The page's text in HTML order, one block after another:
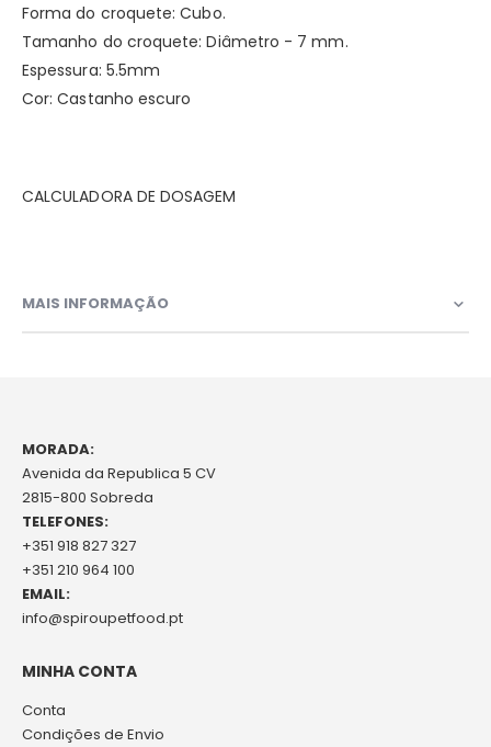
Forma do croquete: Cubo.
Tamanho do croquete: Diâmetro - 7 mm.
Espessura: 5.5mm
Cor: Castanho escuro
CALCULADORA DE DOSAGEM
MAIS INFORMAÇÃO
MORADA:
Avenida da Republica 5 CV
2815-800 Sobreda
TELEFONES:
+351 918 827 327
+351 210 964 100
EMAIL:
info@spiroupetfood.pt
MINHA CONTA
Conta
Condições de Envio